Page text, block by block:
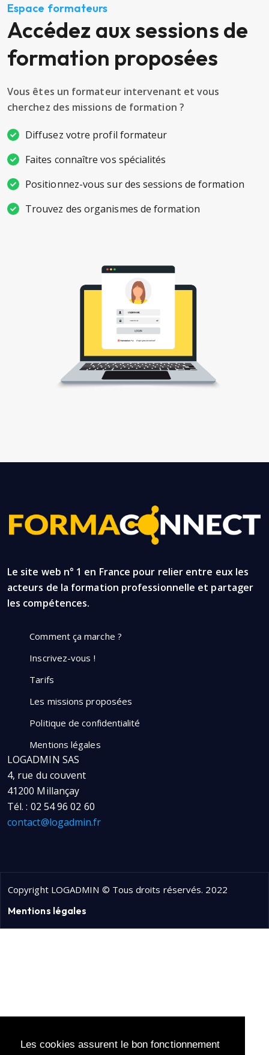
Les cookies assurent le bon fonctionnement
Espace formateurs
Accédez aux sessions de
formation proposées
Vous êtes un formateur intervenant et vous
cherchez des missions de formation ?
Diffusez votre profil formateur
Faites connaître vos spécialités
Positionnez-vous sur des sessions de formation
Trouvez des organismes de formation
Le site web n° 1 en France pour relier entre eux les
acteurs de la formation professionnelle et partager
les compétences.
Comment ça marche ?
Inscrivez-vous !
Tarifs
Les missions proposées
Politique de confidentialité
Mentions légales
LOGADMIN SAS
4, rue du couvent
41200 Millançay
Tél. : 02 54 96 02 60
contact@logadmin.fr
Copyright LOGADMIN © Tous droits réservés. 2022
Mentions légales